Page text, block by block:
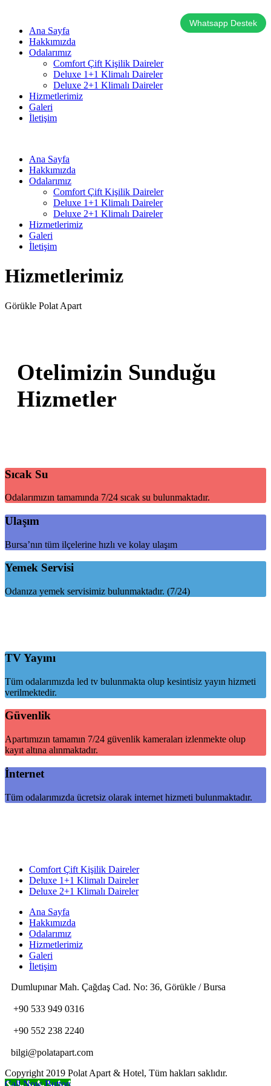
Whatsapp Destek
Ana Sayfa
Hakkımızda
Odalarımız
Comfort Çift Kişilik Daireler
Deluxe 1+1 Klimalı Daireler
Deluxe 2+1 Klimalı Daireler
Hizmetlerimiz
Galeri
İletişim
Ana Sayfa
Hakkımızda
Odalarımız
Comfort Çift Kişilik Daireler
Deluxe 1+1 Klimalı Daireler
Deluxe 2+1 Klimalı Daireler
Hizmetlerimiz
Galeri
İletişim
Hizmetlerimiz
Görükle Polat Apart
Otelimizin Sunduğu
Hizmetler
Sıcak Su
Odalarımızın tamamında 7/24 sıcak su bulunmaktadır.
Ulaşım
Bursa’nın tüm ilçelerine hızlı ve kolay ulaşım
Yemek Servisi
Odanıza yemek servisimiz bulunmaktadır. (7/24)
TV Yayını
Tüm odalarımızda led tv bulunmakta olup kesintisiz yayın hizmeti
verilmektedir.
Güvenlik
Apartımızın tamamın 7/24 güvenlik kameraları izlenmekte olup
kayıt altına alınmaktadır.
İnternet
Tüm odalarımızda ücretsiz olarak internet hizmeti bulunmaktadır.
Comfort Çift Kişilik Daireler
Deluxe 1+1 Klimalı Daireler
Deluxe 2+1 Klimalı Daireler
Ana Sayfa
Hakkımızda
Odalarımız
Hizmetlerimiz
Galeri
İletişim
Dumlupınar Mah. Çağdaş Cad. No: 36, Görükle / Bursa
+90 533 949 0316
+90 552 238 2240
bilgi@polatapart.com
Copyright 2019 Polat Apart & Hotel, Tüm hakları saklıdır.
Call Now Button